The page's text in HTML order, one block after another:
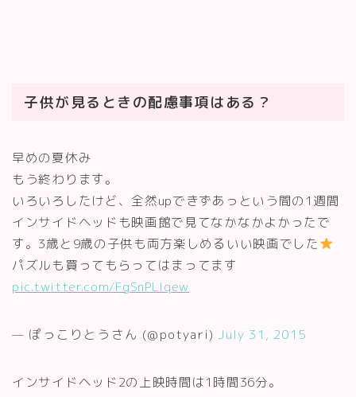
子供が見るときの配慮事項はある？
早めの夏休み
もう終わります。
いろいろしたけど、全然upできずあっという間の1週間
インサイドヘッドも映画館で見てなかなかよかったで
す。3歳と9歳の子供も両方楽しめるいい映画でした
パズルも買ってもらってはまってます
pic.twitter.com/FgSnPLlqew
— ぽっこりとうさん (@potyari) July 31, 2015
インサイドヘッド2の上映時間は1時間36分。